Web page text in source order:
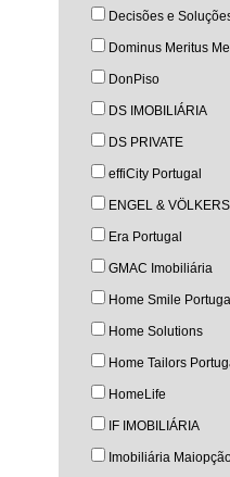
Decisões e
Dominus Meritus
DonPiso
DS IMOBILIÁRIA
DS PRIVATE
effiCity Portugal
ENGEL & VÖLKERS
Era Portugal
GMAC Imobiliária
Home Smile
Home Solutions
Home Tailors
HomeLife
IF IMOBILIÁRIA
Imobiliária